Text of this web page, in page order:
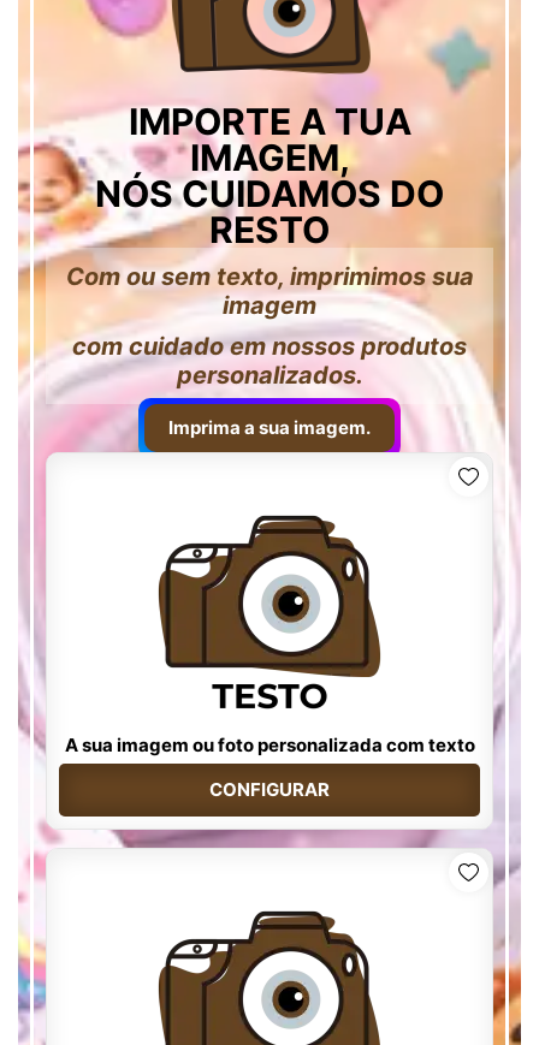
IMPORTE A TUA
IMAGEM,
NÓS CUIDAMOS DO
RESTO
Com ou sem texto, imprimimos sua
imagem
com cuidado em nossos produtos
personalizados.
Imprima a sua imagem.
A sua imagem ou foto personalizada com texto
CONFIGURAR